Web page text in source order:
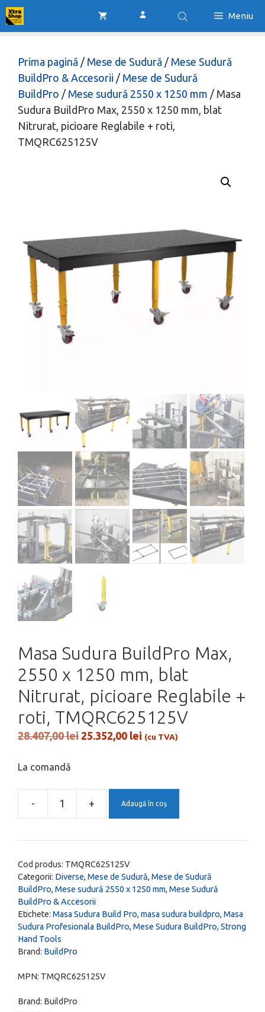
Sari
la
Meniu
Prima pagină / Mese de Sudură / Mese Sudură
BuildPro & Accesorii / Mese de Sudură
BuildPro / Mese sudură 2550 x 1250 mm / Masa
Sudura BuildPro Max, 2550 x 1250 mm, blat
Nitrurat, picioare Reglabile + roti,
TMQRC625125V
Masa Sudura BuildPro Max,
2550 x 1250 mm, blat
Nitrurat, picioare Reglabile +
roti, TMQRC625125V
28.407,00lei Prețul
28.407,00 lei.
25.352,00 lei Prețul
(cu TVA)
La comandă
-
Cantitate
Sudura
BuildPro
Max,
2550
1250
Nitrurat,
+ Adaugă în coș
Cod produs: TMQRC625125V
Categorii: Diverse, Mese de Sudură, Mese de Sudură
BuildPro, Mese sudură 2550 x 1250 mm, Mese Sudură
BuildPro & Accesorii
Etichete: Masa Sudura Build Pro, masa sudura buildpro, Masa
Sudura Profesionala BuildPro, Mese Sudura BuildPro, Strong
Hand Tools
Brand: BuildPro
MPN: TMQRC625125V
Brand: BuildPro